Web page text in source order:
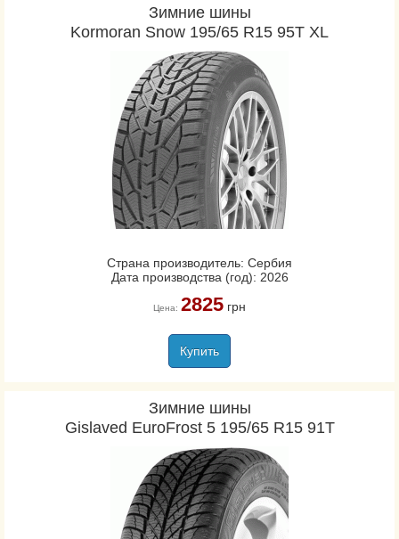
Зимние шины
Kormoran Snow 195/65 R15 95T XL
Страна производитель: Сербия
Дата производства (год): 2026
Цена: 2825грн
Купить
Зимние шины
Gislaved EuroFrost 5 195/65 R15 91T